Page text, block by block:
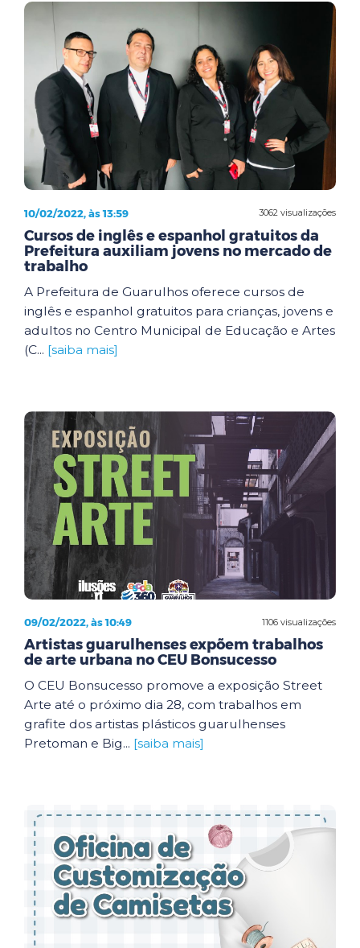
3062 visualizações
10/02/2022, às 13:59
Cursos de inglês e espanhol gratuitos da
Prefeitura auxiliam jovens no mercado de
trabalho
A Prefeitura de Guarulhos oferece cursos de
inglês e espanhol gratuitos para crianças, jovens e
adultos no Centro Municipal de Educação e Artes
(C... [saiba mais]
1106 visualizações
09/02/2022, às 10:49
Artistas guarulhenses expõem trabalhos
de arte urbana no CEU Bonsucesso
O CEU Bonsucesso promove a exposição Street
Arte até o próximo dia 28, com trabalhos em
grafite dos artistas plásticos guarulhenses
Pretoman e Big... [saiba mais]